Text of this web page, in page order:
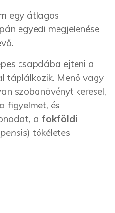
egy átlagos
egyedi megjelenése
csapdába ejteni a
táplálkozik. Menő vagy
szobanövényt keresel,
figyelmet, és
a fokföldi
) tökéletes